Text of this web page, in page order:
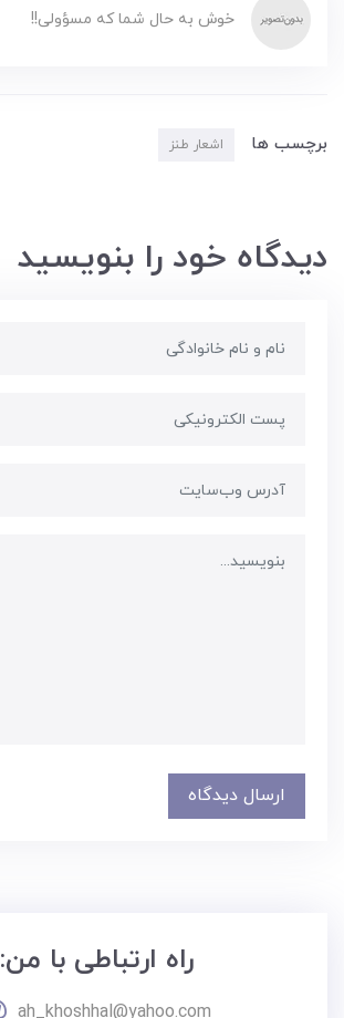
خوش به حال شما که مسؤولی!!
برچسب ها اشعار طنز
دیدگاه خود را بنویسید
ارسال دیدگاه
راه ارتباطی با من:
ah_khoshhal@yahoo.com